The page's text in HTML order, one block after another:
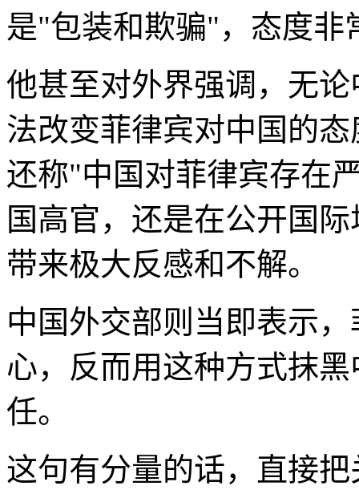
是"包装和欺骗"，态度非
他甚至对外界强调，无
法改变菲律宾对中国的
还称"中国对菲律宾存在
国高官，还是在公开国
带来极大反感和不解。
中国外交部则当即表示
心，反而用这种方式抹
任。
这句有分量的话，直接